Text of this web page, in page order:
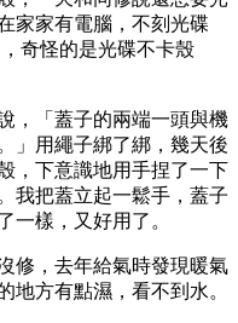
家家有電腦，不刻光碟
奇怪的是光碟不卡殼
，「蓋子的兩端一頭與機
」用繩子綁了綁，幾天後
，下意識地用手捏了一下
我把蓋立起一鬆手，蓋子
一樣，又好用了。
修，去年給氣時發現暖氣
地方有點濕，看不到水。